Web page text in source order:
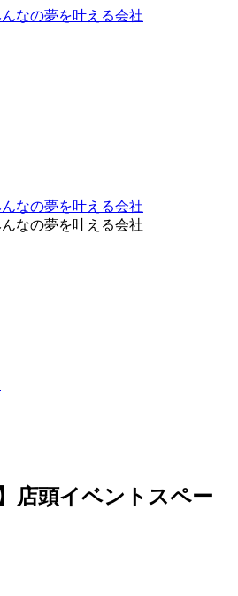
店頭イベントスペー